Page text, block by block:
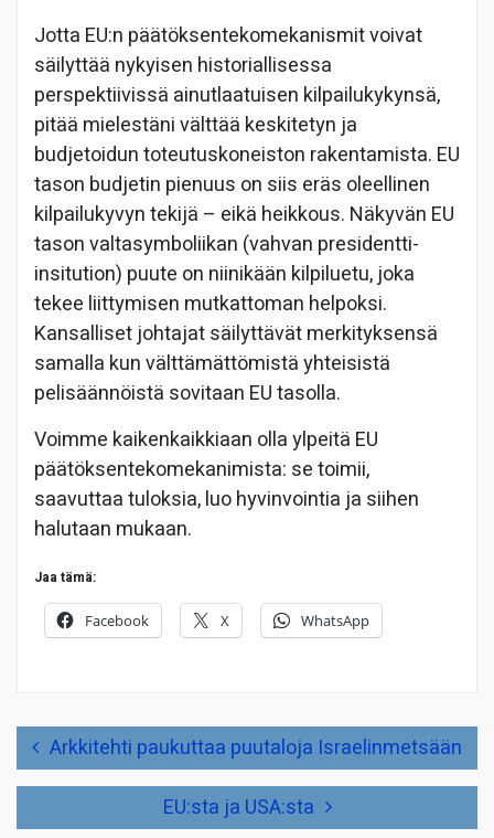
Jotta EU:n päätöksentekomekanismit voivat
säilyttää nykyisen historiallisessa
perspektiivissä ainutlaatuisen kilpailukykynsä,
pitää mielestäni välttää keskitetyn ja
budjetoidun toteutuskoneiston rakentamista. EU
tason budjetin pienuus on siis eräs oleellinen
kilpailukyvyn tekijä – eikä heikkous. Näkyvän EU
tason valtasymboliikan (vahvan presidentti-
insitution) puute on niinikään kilpiluetu, joka
tekee liittymisen mutkattoman helpoksi.
Kansalliset johtajat säilyttävät merkityksensä
samalla kun välttämättömistä yhteisistä
pelisäännöistä sovitaan EU tasolla.
Voimme kaikenkaikkiaan olla ylpeitä EU
päätöksentekomekanimista: se toimii,
saavuttaa tuloksia, luo hyvinvointia ja siihen
halutaan mukaan.
Jaa tämä:
Facebook X WhatsApp
Artikkelien
selausArkkitehti paukuttaa puutaloja Israelinmetsään
EU:sta ja USA:sta